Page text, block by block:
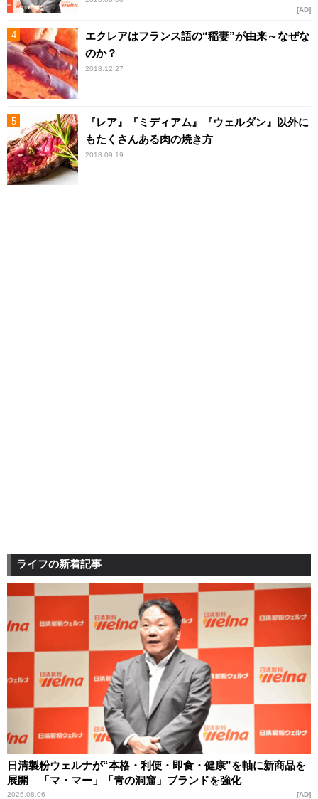
AD
エクレアはフランス語の“稲妻”が由来～なぜな
のか？
2018.12.27
『レア』『ミディアム』『ウェルダン』以外に
もたくさんある肉の焼き方
2018.09.19
ライフの新着記事
日清製粉ウェルナが“本格・利便・即食・健康”を軸に新商品を
展開 「マ・マー」「青の洞窟」ブランドを強化
2026.08.06 AD